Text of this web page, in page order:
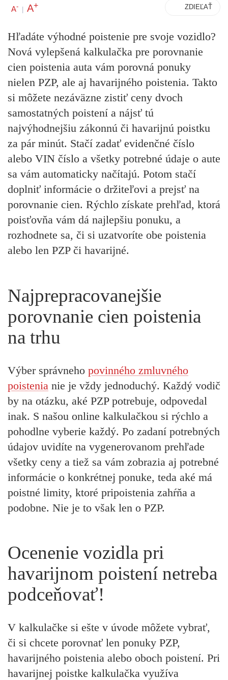
A- | A+ ZDIEĽAŤ
Hľadáte výhodné poistenie pre svoje vozidlo?
Nová vylepšená kalkulačka pre porovnanie
cien poistenia auta vám porovná ponuky
nielen PZP, ale aj havarijného poistenia. Takto
si môžete nezáväzne zistiť ceny dvoch
samostatných poistení a nájsť tú
najvýhodnejšiu zákonnú či havarijnú poistku
za pár minút. Stačí zadať evidenčné číslo
alebo VIN číslo a všetky potrebné údaje o aute
sa vám automaticky načítajú. Potom stačí
doplniť informácie o držiteľovi a prejsť na
porovnanie cien. Rýchlo získate prehľad, ktorá
poisťovňa vám dá najlepšiu ponuku, a
rozhodnete sa, či si uzatvoríte obe poistenia
alebo len PZP či havarijné.
Najprepracovanejšie
porovnanie cien poistenia
na trhu
Výber správneho povinného zmluvného
poistenia nie je vždy jednoduchý. Každý vodič
by na otázku, aké PZP potrebuje, odpovedal
inak. S našou online kalkulačkou si rýchlo a
pohodlne vyberie každý. Po zadaní potrebných
údajov uvidíte na vygenerovanom prehľade
všetky ceny a tiež sa vám zobrazia aj potrebné
informácie o konkrétnej ponuke, teda aké má
poistné limity, ktoré pripoistenia zahŕňa a
podobne. Nie je to však len o PZP.
Ocenenie vozidla pri
havarijnom poistení netreba
podceňovať!
V kalkulačke si ešte v úvode môžete vybrať,
či si chcete porovnať len ponuky PZP,
havarijného poistenia alebo oboch poistení. Pri
havarijnej poistke kalkulačka využíva